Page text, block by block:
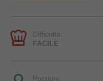
Difficoltà:
FACILE
Porzioni: